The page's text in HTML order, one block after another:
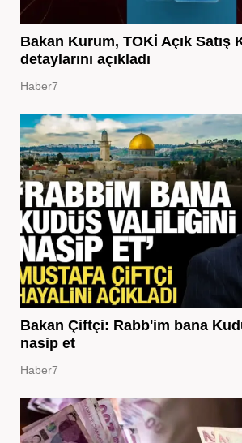
Bakan Kurum, TOKİ Açık Satış
detaylarını açıkladı
Haber7
Bakan Çiftçi: Rabb'im bana
nasip et
Haber7